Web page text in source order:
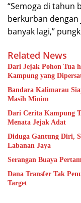
“Semoga di tahun
berkurban
banyak lagi,”
Related News
Dari Jejak Pohon Tua
Kampung yang
Bandara Kalimarau
Masih Minim
Dari Cerita Kampung
Menata Jejak Adat
Diduga Gantung Diri,
Labanan Jaya
Serangan Buaya
Dana Transfer Tak
Target